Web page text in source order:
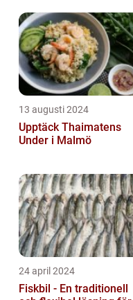
13 augusti 2024
Upptäck Thaimatens
Under i Malmö
24 april 2024
Fiskbil - En traditionell